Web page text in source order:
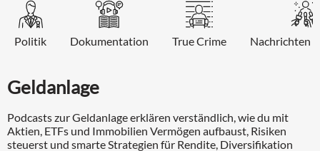
Politik Dokumentation True Crime Nachrichten
Geldanlage
Podcasts zur Geldanlage erklären verständlich, wie du mit
Aktien, ETFs und Immobilien Vermögen aufbaust, Risiken
steuerst und smarte Strategien für Rendite, Diversifikation